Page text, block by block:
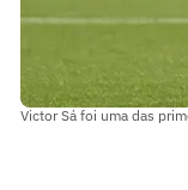
Victor Sá foi uma das